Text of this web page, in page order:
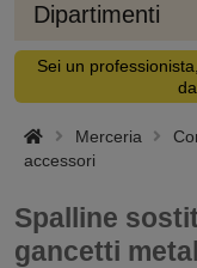
Dipartimenti
Sei un
Merceria
accessori
Spalline
gancetti